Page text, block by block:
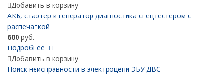
Добавить в корзину
АКБ, cтартер и генератор диагностика спецтестером с
распечаткой
600 руб.
Подробнее
Добавить в корзину
Поиск неисправности в электроцепи ЭБУ ДВС